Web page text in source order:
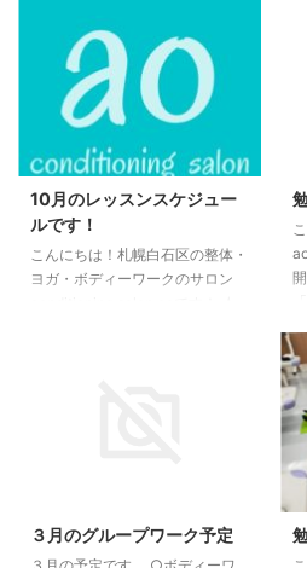
10月のレッスンスケジュー
ルです！
こんにちは！札幌白石区の整体・
ヨガ・ボディーワークのサロン
19時15分〜20時15分（担当：松
３月のグループワーク予定